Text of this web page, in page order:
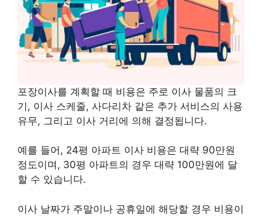
포장이사를 계획할 때 비용은 주로 이사 물품의 크
기, 이사 스케줄, 사다리차 같은 추가 서비스의 사용
유무, 그리고 이사 거리에 의해 결정됩니다.
예를 들어, 24평 아파트 이사 비용은 대략 90만원
정도이며, 30평 아파트의 경우 대략 100만원에 달
할 수 있습니다.
이사 날짜가 주말이나 공휴일에 해당할 경우 비용이